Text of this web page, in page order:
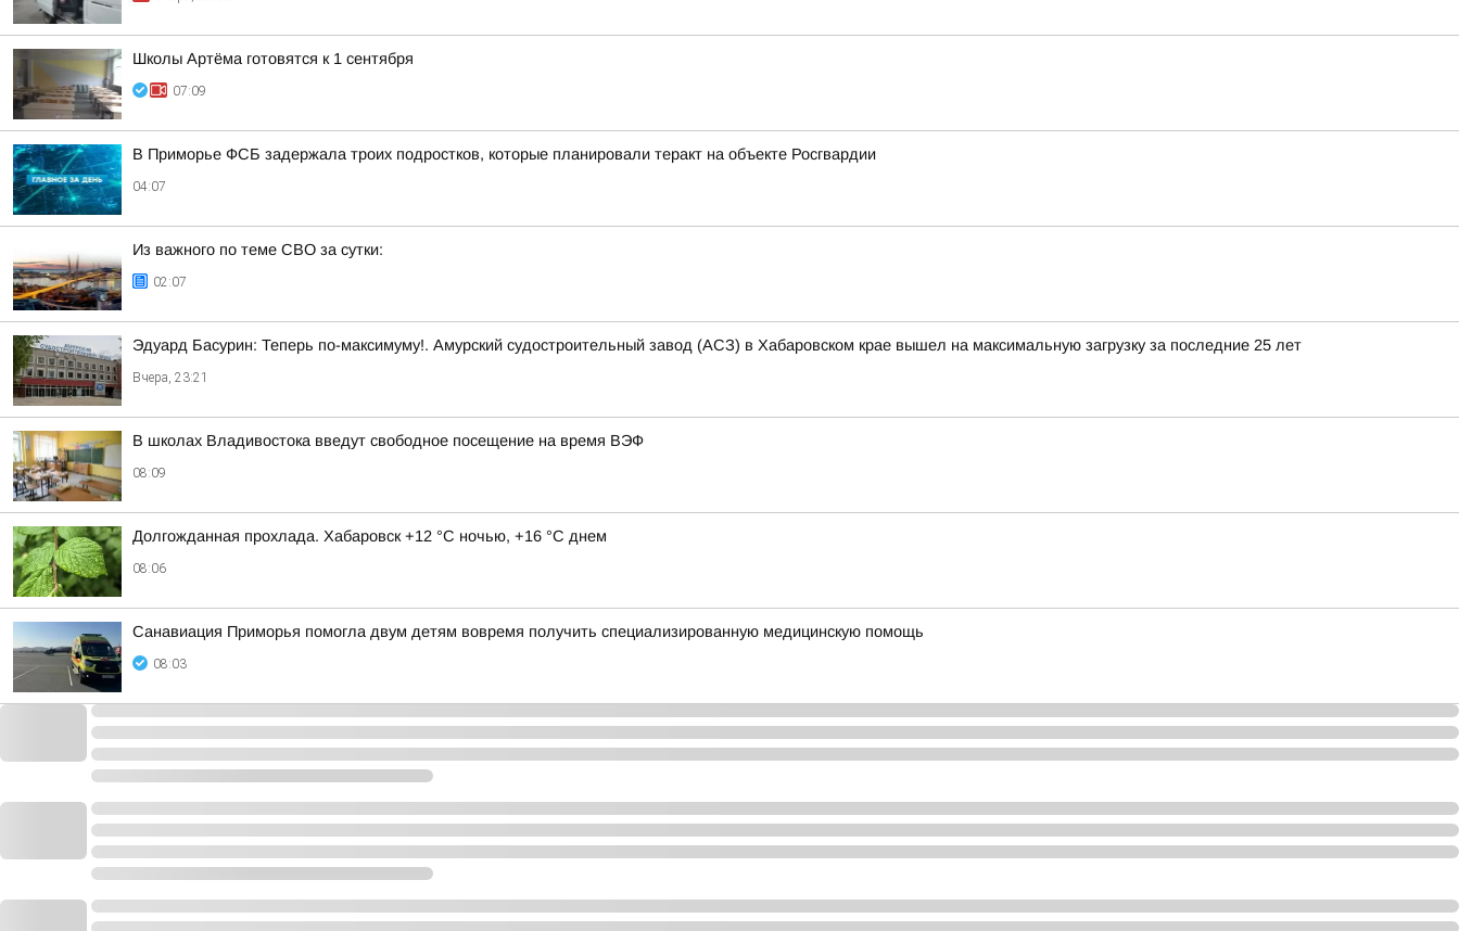
Школы Артёма готовятся к 1 сентября
07:09
В Приморье ФСБ задержала троих подростков, которые планировали теракт на объекте Росгвардии
04:07
Из важного по теме СВО за сутки:
02:07
Эдуард Басурин: Теперь по-максимуму!. Амурский судостроительный завод (АСЗ) в Хабаровском крае вышел на максимальную загрузку за последние 25 лет
Вчера, 23:21
В школах Владивостока введут свободное посещение на время ВЭФ
08:09
Долгожданная прохлада. Хабаровск +12 °C ночью, +16 °C днем
08:06
Санавиация Приморья помогла двум детям вовремя получить специализированную медицинскую помощь
08:03